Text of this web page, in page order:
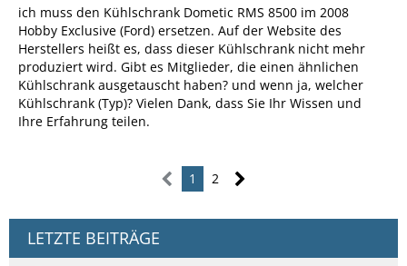
ich muss den Kühlschrank Dometic RMS 8500 im 2008
Hobby Exclusive (Ford) ersetzen. Auf der Website des
Herstellers heißt es, dass dieser Kühlschrank nicht mehr
produziert wird. Gibt es Mitglieder, die einen ähnlichen
Kühlschrank ausgetauscht haben? und wenn ja, welcher
Kühlschrank (Typ)? Vielen Dank, dass Sie Ihr Wissen und
Ihre Erfahrung teilen.
1 2
LETZTE BEITRÄGE